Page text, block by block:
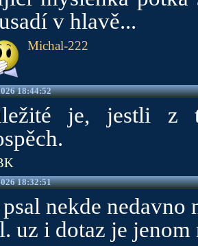
v hlavě...
Michal-222
18:44:52
je, jestli z
18:32:51
nekde nedavno
uz i dotaz je